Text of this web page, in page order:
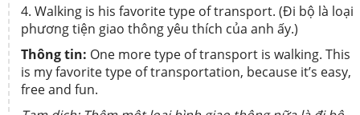
4. Walking is his favorite type of transport. (Đi bộ là loại
phương tiện giao thông yêu thích của anh ấy.)
Thông tin: One more type of transport is walking. This
is my favorite type of transportation, because it’s easy,
free and fun.